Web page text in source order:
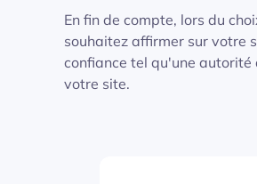
En fin de compte, lors du
souhaitez affirmer sur votre
confiance tel qu'une
votre site.